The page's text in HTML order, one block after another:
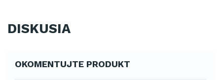
DISKUSIA
OKOMENTUJTE PRODUKT